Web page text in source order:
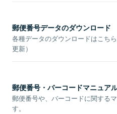
郵便番号データのダウンロード
各種データのダウンロードはこち
更新）
郵便番号・バーコードマニュア
郵便番号や、バーコードに関する
す。